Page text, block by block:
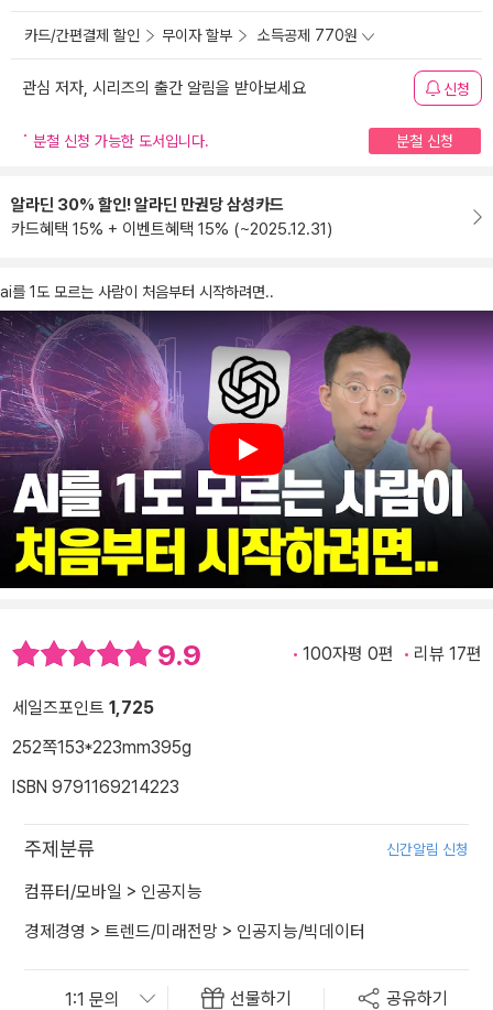
카드/간편결제 할인 무이자 할부 소득공제 770원
관심 저자, 시리즈의 출간 알림을 받아보세요 신청
분철 신청 가능한 도서입니다. 분철 신청
알라딘 30% 할인! 알라딘 만권당 삼성카드
카드혜택 15% + 이벤트혜택 15% (~2025.12.31)
ai를 1도 모르는 사람이 처음부터 시작하려면..
Play
9.9 100자평 0편 리뷰 17편
세일즈포인트 1,725
252쪽153*223mm395g
ISBN 9791169214223
주제분류 신간알림 신청
컴퓨터/모바일 > 인공지능
경제경영 > 트렌드/미래전망 > 인공지능/빅데이터
선물하기 공유하기